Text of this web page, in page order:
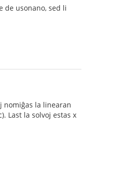
de usonano, sed li
nomiĝas la linearan
Last la solvoj estas x